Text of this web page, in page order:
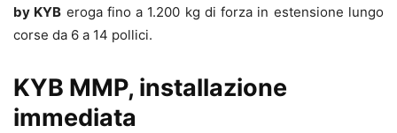
by KYB eroga fino a 1.200 kg di forza in estensione lungo
corse da 6 a 14 pollici.
KYB MMP, installazione
immediata